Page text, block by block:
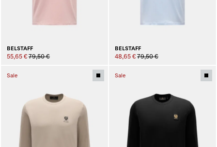
BELSTAFF
55,65 € 79,50 €
BELSTAFF
48,65 € 79,50 €
Sale Sale